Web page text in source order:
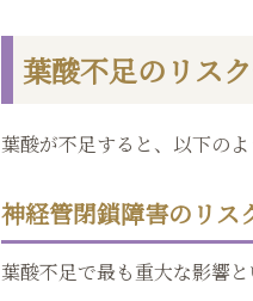
葉酸不足のリス
葉酸が不足すると、以下の
神経管閉鎖障害のリス
葉酸不足で最も重大な影響